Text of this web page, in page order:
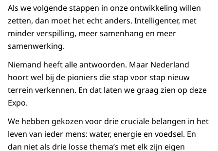
Als we volgende stappen in onze ontwikkeling willen
zetten, dan moet het echt anders. Intelligenter, met
minder verspilling, meer samenhang en meer
samenwerking.
Niemand heeft alle antwoorden. Maar Nederland
hoort wel bij de pioniers die stap voor stap nieuw
terrein verkennen. En dat laten we graag zien op deze
Expo.
We hebben gekozen voor drie cruciale belangen in het
leven van ieder mens: water, energie en voedsel. En
dan niet als drie losse thema’s met elk zijn eigen